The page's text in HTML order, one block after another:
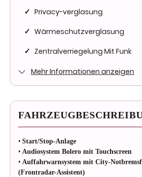
✓ Privacy-verglasung
✓ Wärmeschutzverglasung
✓ Zentralverriegelung Mit Funk
Mehr Informationen anzeigen
• Start/Stop-Anlage
• Audiosystem Bolero mit Touchscreen
• Auffahrwarnsystem mit City-
(Frontradar-Assistent)